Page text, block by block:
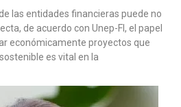
las entidades financieras puede no
de acuerdo con Unep-FI, el papel
económicamente proyectos que
es vital en la